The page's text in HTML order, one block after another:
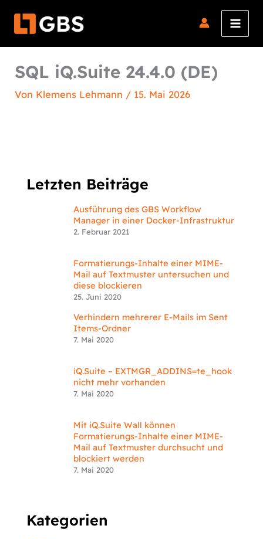
Inhalt
SQL iQ.Suite 24.4.0 (DE)
Von Klemens Lehmann / 15. Mai 2026
Letzten Beiträge
Ausführung des GBS Workflow
Manager in einer Docker-Infrastruktur
2. Februar 2021
Formatierungs-Inhalte einer MIME-
Mail auf Textmuster untersuchen und
diese blockieren
25. Juni 2020
Verhindern mehrerer E-Mails im Sent
Items-Ordner
7. Mai 2020
iQ.Suite – EXTMGR_ADDINS=te_hook
nicht mehr vorhanden
7. Mai 2020
Mit iQ.Suite Wall können
Formatierungs-Inhalte einer MIME-
Mail auf Textmuster durchsucht und
blockiert werden
7. Mai 2020
Kategorien